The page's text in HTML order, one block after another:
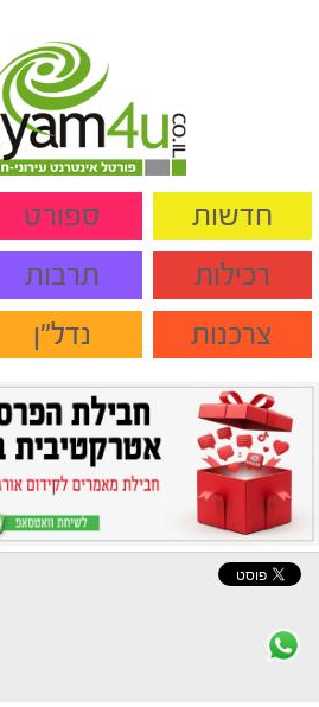
חדשות ספורט
רכילות
תרבות
צרכנות
נדל"ן